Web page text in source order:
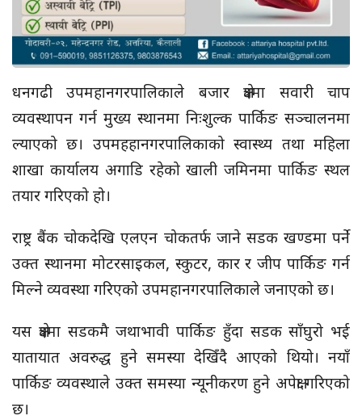
धनगढी उपमहानगरपालिकाले बजार क्षेत्रमा सवारी चाप
व्यवस्थापन गर्न मुख्य स्थानमा निःशुल्क पार्किङ सञ्चालनमा
ल्याएको छ। उपमहहानगरपालिकाको स्वास्थ्य तथा महिला
शाखा कार्यालय अगाडि रहेको खाली जमिनमा पार्किङ स्थल
तयार गरिएको हो।
राष्ट्र बैंक चोकदेखि एलएन चोकतर्फ जाने सडक खण्डमा पर्ने
उक्त स्थानमा मोटरसाइकल, स्कुटर, कार र जीप पार्किङ गर्न
मिल्ने व्यवस्था गरिएको उपमहानगरपालिकाले जनाएको छ।
यस क्षेत्रमा सडकमै जथाभावी पार्किङ हुँदा सडक साँघुरो भई
यातायात अवरुद्ध हुने समस्या देखिँदै आएको थियो। नयाँ
पार्किङ व्यवस्थाले उक्त समस्या न्यूनीकरण हुने अपेक्षा गरिएको
छ।